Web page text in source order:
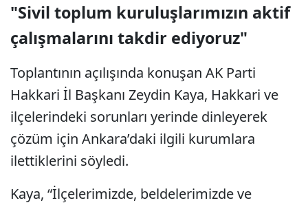
"Sivil toplum kuruluşlarımızın aktif
çalışmalarını takdir ediyoruz"
Toplantının açılışında konuşan AK Parti
Hakkari İl Başkanı Zeydin Kaya, Hakkari ve
ilçelerindeki sorunları yerinde dinleyerek
çözüm için Ankara’daki ilgili kurumlara
ilettiklerini söyledi.
Kaya, “İlçelerimizde, beldelerimizde ve